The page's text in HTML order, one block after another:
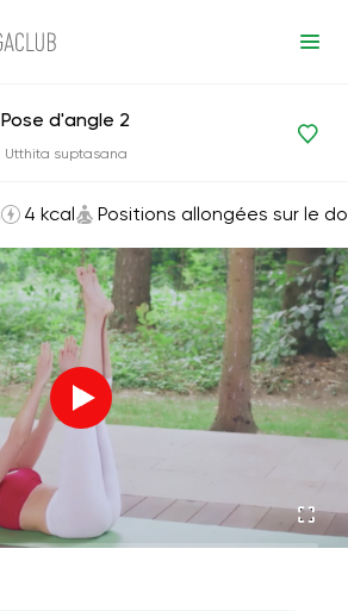
Positions allongées sur le dos
Pose d'angle 2
Utthita suptasana
4 kcal Positions allongées sur le